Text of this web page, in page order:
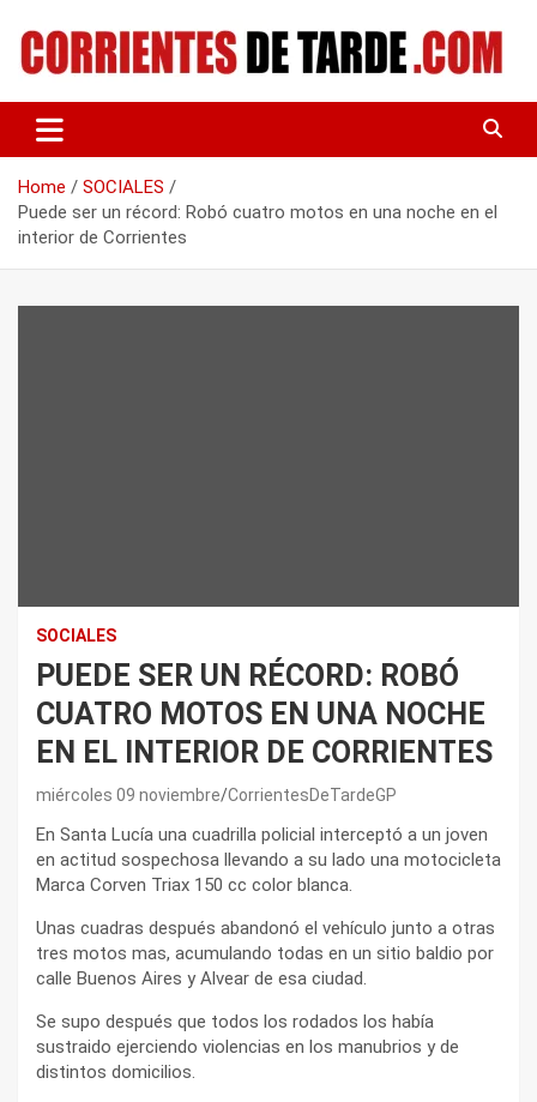
content
CORRIENTES DE TARDE
Home
SOCIALES
Puede ser un récord: Robó cuatro motos en una noche en el
interior de Corrientes
SOCIALES
PUEDE SER UN RÉCORD: ROBÓ
CUATRO MOTOS EN UNA NOCHE
EN EL INTERIOR DE CORRIENTES
miércoles 09 noviembre CorrientesDeTardeGP
En Santa Lucía una cuadrilla policial interceptó a un joven
en actitud sospechosa llevando a su lado una motocicleta
Marca Corven Triax 150 cc color blanca.
Unas cuadras después abandonó el vehículo junto a otras
tres motos mas, acumulando todas en un sitio baldio por
calle Buenos Aires y Alvear de esa ciudad.
Se supo después que todos los rodados los había
sustraido ejerciendo violencias en los manubrios y de
distintos domicilios.